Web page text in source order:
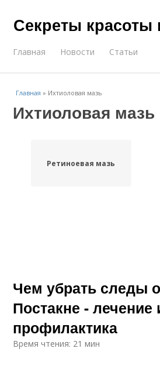
Секреты красоты
Главная Новости Статьи
Главная » Ихтиоловая мазь
Ихтиоловая мазь
Ретиноевая мазь
Чем убрать следы
Постакне - лечение
профилактика
Время чтения: 21 мин